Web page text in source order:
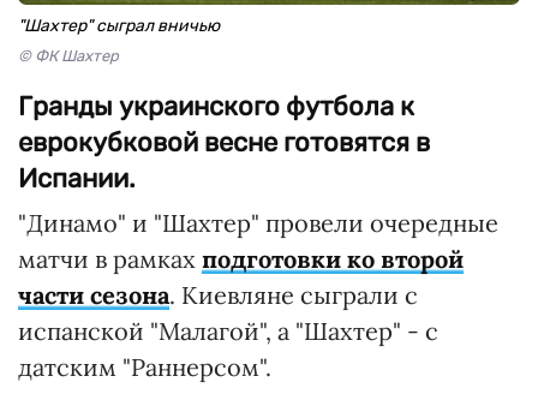
"Шахтер" сыграл вничью
© ФК Шахтер
Гранды украинского футбола к
еврокубковой весне готовятся в
Испании.
"Динамо" и "Шахтер" провели очередные
матчи в рамках подготовки ко второй
части сезона. Киевляне сыграли с
испанской "Малагой", а "Шахтер" - с
датским "Раннерсом".